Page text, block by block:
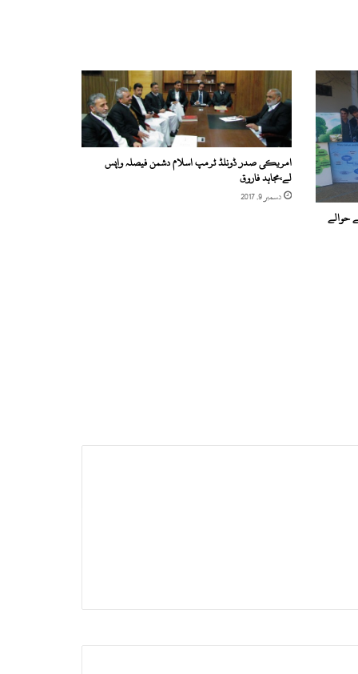
حوالے
امریکی صدر ڈونلڈ ٹرمپ اسلام دشمن فیصلہ واپس
لے،مجاہد فاروق
دسمبر 9, 2017